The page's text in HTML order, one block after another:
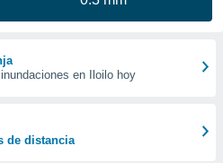
en Iloilo hoy
de distancia